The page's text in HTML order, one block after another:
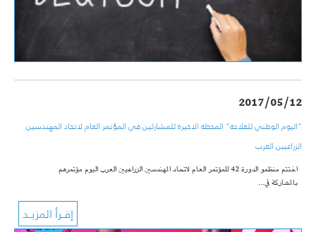
2017/05/12
“اليوم الوطني للفلاحة” المحطة الاخيرة للمشاركين في المؤتمر العام لاتحاد المهندسين
الزراعيين العرب
اختتم منظمو الدورة 42 للمؤتمر العام لاتحاد المهندسين الزراعيين العرب اليوم مؤتمرهم
بالمشاركة في…